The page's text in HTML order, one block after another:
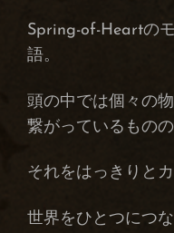
Spring-of-Heartの
語。
頭の中では個々の
繋がっているものの
それをはっきりと
世界をひとつにつ